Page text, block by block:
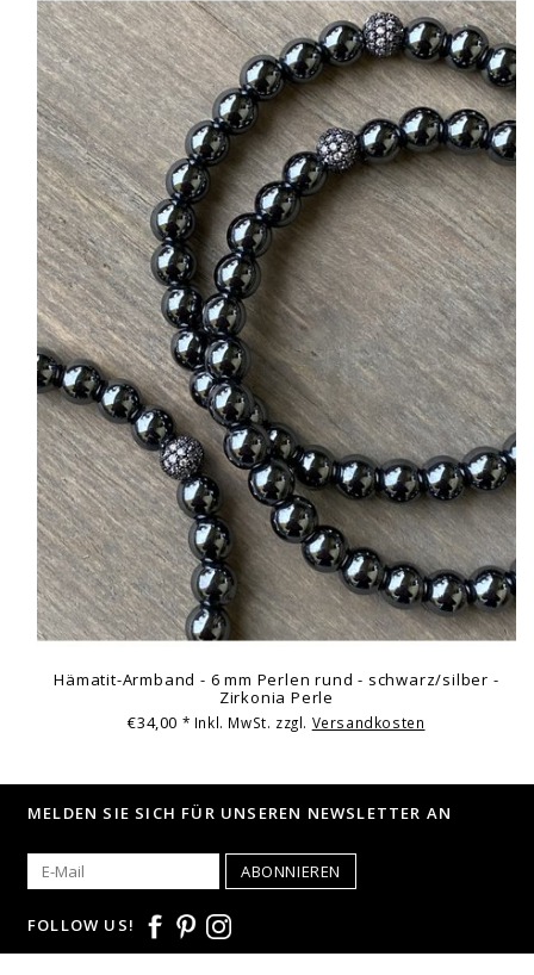
Hämatit-Armband - 6 mm Perlen rund - schwarz/silber -
Zirkonia Perle
€34,00 * Inkl. MwSt. zzgl. Versandkosten
MELDEN SIE SICH FÜR UNSEREN NEWSLETTER AN
ABONNIEREN
FOLLOW US!